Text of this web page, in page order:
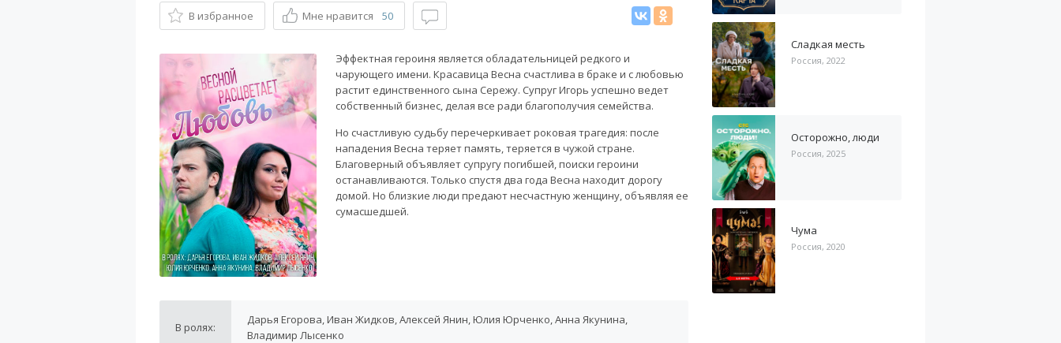
В избранное Мне нравится 50
Эффектная героиня является обладательницей редкого и
чарующего имени. Красавица Весна счастлива в браке и с любовью
растит единственного сына Сережу. Супруг Игорь успешно ведет
собственный бизнес, делая все ради благополучия семейства.
Но счастливую судьбу перечеркивает роковая трагедия: после
нападения Весна теряет память, теряется в чужой стране.
Благоверный объявляет супругу погибшей, поиски героини
останавливаются. Только спустя два года Весна находит дорогу
домой. Но близкие люди предают несчастную женщину, объявляя ее
сумасшедшей.
В ролях:
Дарья Егорова, Иван Жидков, Алексей Янин, Юлия Юрченко, Анна Якунина,
Владимир Лысенко
Сладкая месть
Россия, 2022
Осторожно, люди
Россия, 2025
Чума
Россия, 2020